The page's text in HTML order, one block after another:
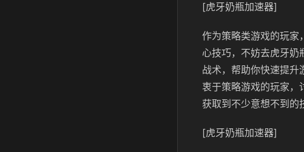
[虎牙奶瓶加速器]
作为策略类游戏的玩家
心技巧，不妨去虎牙奶
战术，帮助你快速提升
衷于策略游戏的玩家，
获取到不少意想不到的
[虎牙奶瓶加速器]